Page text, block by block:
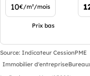
10€/m²/mois
Prix bas
Source: Indicateur CessionPME
Immobilier d'entreprise